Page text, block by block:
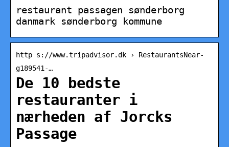
restaurant passagen sønderborg
danmark sønderborg kommune
http s://www.tripadvisor.dk › RestaurantsNear-
g189541-…
De 10 bedste
restauranter i
nærheden af Jorcks
Passage